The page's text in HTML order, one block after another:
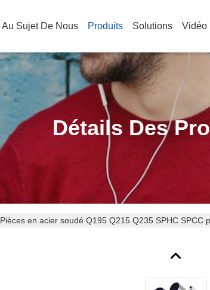
Au Sujet De Nous Produits Solutions Vidéo
Détails Des
Pièces en acier soudé Q195 Q215 Q235 SPHC